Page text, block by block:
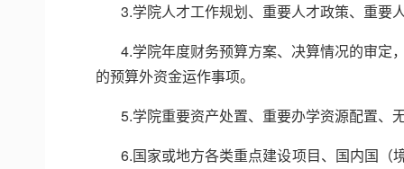
3.学院人才工作规划、重要人才政策、重要
4.学院年度财务预算方案、决算情况的审定
的预算外资金运作事项。
5.学院重要资产处置、重要办学资源配置、
6.国家或地方各类重点建设项目、国内国（